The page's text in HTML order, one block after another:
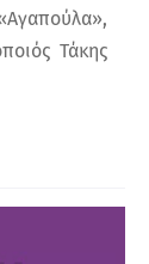
Τάκης